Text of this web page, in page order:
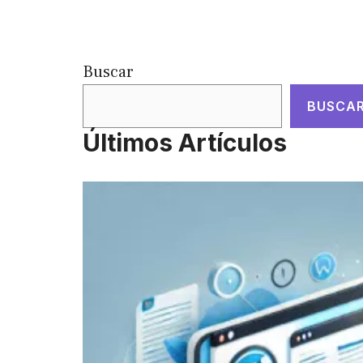
Buscar
Últimos Artículos